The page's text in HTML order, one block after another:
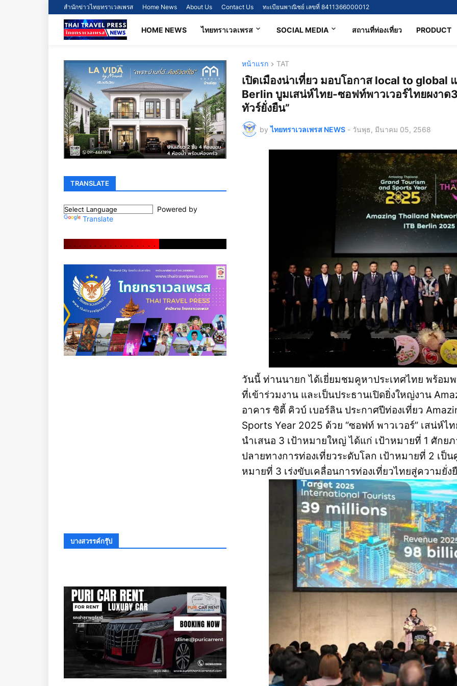
สำนักข่าวไทยทราเวลเพรส Home News About Us Contact Us ทะเบียนพาณิชย์ เลขที่ 8411366000012
HOME NEWS ไทยทราเวลเพรส SOCIAL MEDIA สถานที่ท่องเที่ยว PRODUCT
หน้าแรก TAT
เปิดเมืองน่าเที่ยว มอบโอกาส local to global
Berlin บูมเสน่ห์ไทย-ซอฟท์พาวเวอร์ไทยผงา
ทัวร์ยั่งยืน”
by ไทยทราเวลเพรส NEWS - วันพุธ, มีนาคม 05, 2568
วันนี้ ท่านนายก ได้เยี่ยมชมคูหาประเทศไทย พร้อม
ที่เข้าร่วมงาน และเป็นประธานเปิดยิ่งใหญ่งาน
อาคาร ซิตี้ คิวบ์ เบอร์ลิน ประกาศปีท่องเที่ยว
Sports Year 2025 ด้วย “ซอฟท์ พาวเวอร์” เสน่ห์
นำเสนอ 3 เป้าหมายใหญ่ ได้แก่ เป้าหมายที่ 1 ศักย
ปลายทางการท่องเที่ยวระดับโลก เป้าหมายที่ 2 เป็
หมายที่ 3 เร่งขับเคลื่อนการท่องเที่ยวไทยสู่ความยั่ง
TRANSLATE
Powered by
Translate
. . . . . . . . . . . . . . . . . .
บางสวรรค์กรุ๊ป